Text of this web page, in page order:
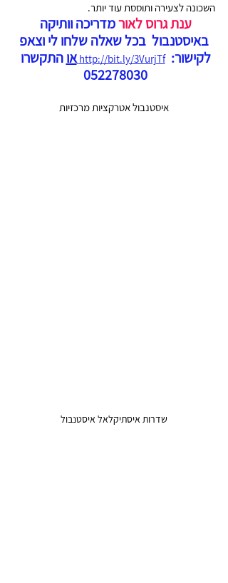
השכונה לצעירה ותוססת עוד יותר.
ענת גרוס לאור מדריכה וותיקה
באיסטנבול  בכל שאלה שלחו לי וצאפ
לקישור: http://bit.ly/3VurjTf או התקשרו
052278030
איסטנבול אטרקציות מרכזיות
שדרות איסתיקלאל איסטנבול